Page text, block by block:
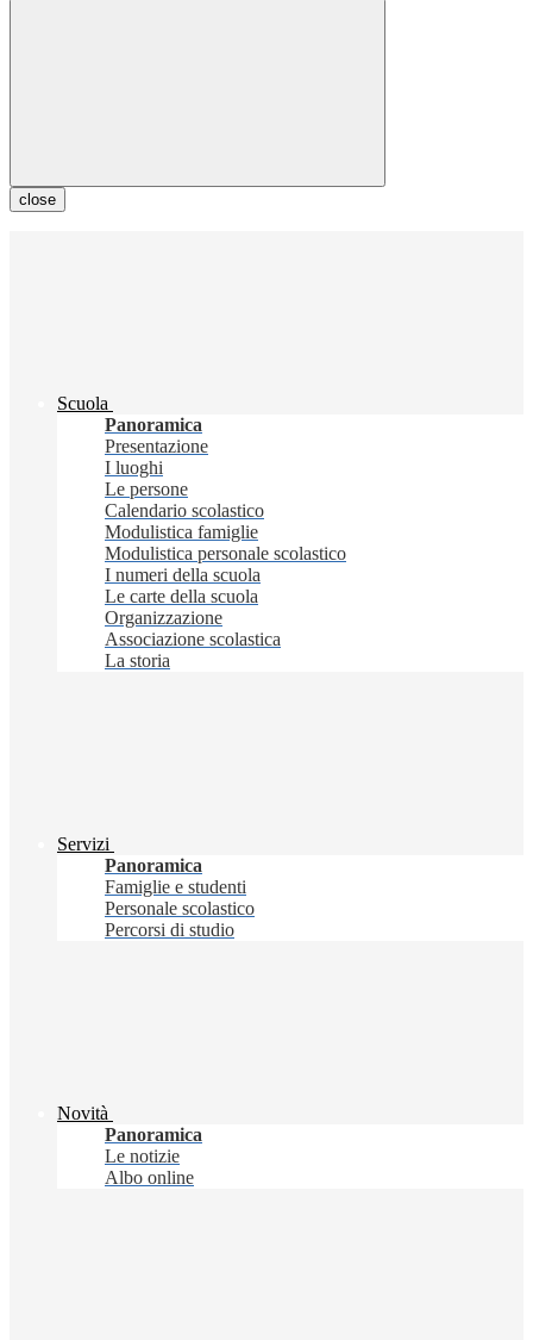
close
Scuola
Panoramica
Presentazione
I luoghi
Le persone
Calendario scolastico
Modulistica famiglie
Modulistica personale scolastico
I numeri della scuola
Le carte della scuola
Organizzazione
Associazione scolastica
La storia
Servizi
Panoramica
Famiglie e studenti
Personale scolastico
Percorsi di studio
Novità
Panoramica
Le notizie
Albo online